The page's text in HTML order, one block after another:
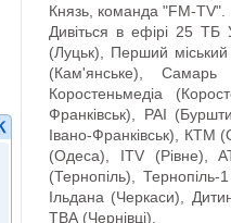
Князь, команда "FM-TV".
Дивіться в ефірі 25 ТБ
(Луцьк), Перший
(Кам'янське),
Коростеньмедіа
Франківськ), РАІ
Івано-Франківськ), КТМ
(Одеса), ITV (Рівне),
(Тернопіль),
Ільдана (Черкаси),
ТВА (Чернівці).